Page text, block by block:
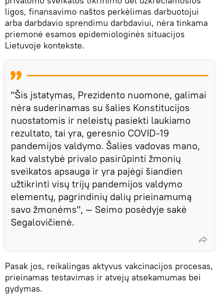
ligos, finansavimo naštos perkėlimas darbuotojui
arba darbdavio sprendimu darbdaviui, nėra tinkama
priemonė esamos epidemiologinės situacijos
Lietuvoje kontekste.
"Šis įstatymas, Prezidento nuomone, galimai
nėra suderinamas su šalies Konstitucijos
nuostatomis ir neleistų pasiekti laukiamo
rezultato, tai yra, geresnio COVID-19
pandemijos valdymo. Šalies vadovas mano,
kad valstybė privalo pasirūpinti žmonių
sveikatos apsauga ir yra pajėgi šiandien
užtikrinti visų trijų pandemijos valdymo
elementų, pagrindinių dalių prieinamumą
savo žmonėms", — Seimo posėdyje sakė
Segalovičienė.
Pasak jos, reikalingas aktyvus vakcinacijos procesas,
prieinamas testavimas ir atvejų atsekamumas bei
gydymas.